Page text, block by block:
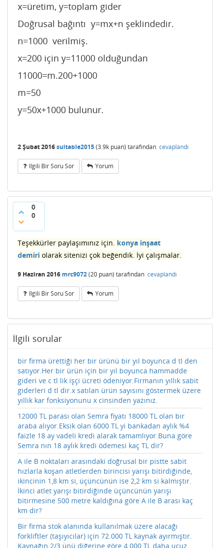
x=üretim, y=toplam gider
Doğrusal bağıntı y=mx+n şeklindedir.
n=1000 verilmiş.
x=200 için y=11000 olduğundan
11000=m.200+1000
m=50
y=50x+1000 bulunur.
2 Şubat 2016suitable2015(3.9k puan) tarafından cevaplandı
Ilgili Bir Soru Sor Yorum
0
0
Teşekkürler paylaşımınız için. konya inşaat
demiri olarak sitenizi çok beğendik. İyi çalışmalar.
9 Haziran 2016 mrc9072(20 puan) tarafından cevaplandı
Ilgili Bir Soru Sor Yorum
İlgili sorular
bir firma ürettiği her bir ürünü bir yıl boyunca d tl den
satıyor.Her bir ürün için bir yıl boyunca hammadde
gideri ve c tl lik işçi ücreti ödeniyor.Firmanın yıllık sabit
giderleri d tl dir.x satılan ürün sayısını göstermek üzere
yıllık kar fonksiyonunu x cinsinden yazınız.
12000 TL parası olan Semra fiyatı 18000 TL olan bir
araba alıyor.Eksik olan 6000 TL yi bankadan aylık %4
faizle 18 ay vadeli kredi alarak tamamlıyor.Buna göre
Semra nın 18 aylık kredi ödemesi kaç TL dir?
A ile B noktaları arasındaki doğrusal bir pistte sabit
hızlarla koşan atletlerden birincisi yarışı bitirdiğinde,
ikincinin 1,8 km si, üçüncünün ise 2,2 km si kalmıştır.
İkinci atlet yarışı bitirdiğinde üçüncünün yarışı
bitirmesine 500 metre kaldığına göre A ile B arası kaç
km dir?
Bir firma stok alanında kullanılmak üzere alacağı
forkliftler (taşıyıcılar) için 72.000 TL kaynak ayırmıştır.
Kaynağın 2/3 ünü diğerine göre 4.000 TL daha ucuz